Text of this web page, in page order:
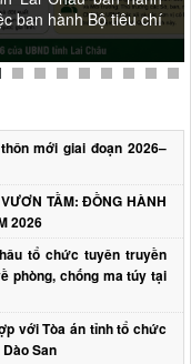
ban hành Bộ tiêu chí
mới giai đoạn 2026–
TẦM: ĐỒNG HÀNH
2026
tổ chức tuyên truyền
phòng, chống ma túy tại
với Tòa án tỉnh tổ chức
San